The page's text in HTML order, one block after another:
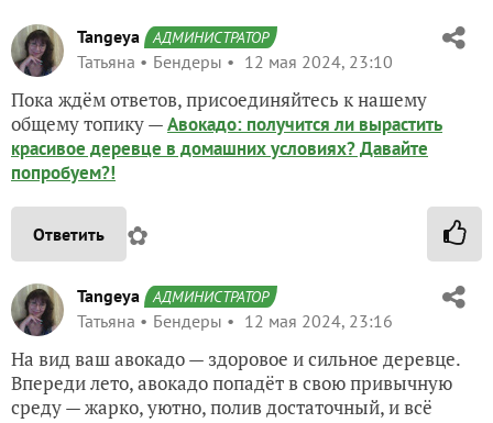
Tangeya АДМИНИСТРАТОР
Татьяна Бендеры 12 мая 2024, 23:10
Пока ждём ответов, присоединяйтесь к нашему
общему топику —Авокадо: получится ли вырастить
красивое деревце в домашних условиях? Давайте
попробуем?!
Ответить ✿
Tangeya АДМИНИСТРАТОР
Татьяна Бендеры 12 мая 2024, 23:16
На вид ваш авокадо — здоровое и сильное деревце.
Впереди лето, авокадо попадёт в свою привычную
среду — жарко, уютно, полив достаточный, и всё